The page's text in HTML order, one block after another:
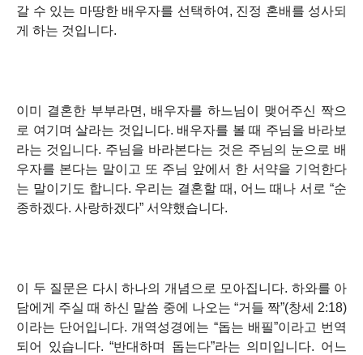
갈 수 있는 마땅한 배우자를 선택하여, 진정 혼배를 성사되
게 하는 것입니다.
이미 결혼한 부부라면, 배우자를 하느님이 맺어주신 짝으
로 여기며 살라는 것입니다. 배우자를 볼 때 주님을 바라보
라는 것입니다. 주님을 바라본다는 것은 주님의 눈으로 배
우자를 본다는 말이고 또 주님 앞에서 한 서약을 기억한다
는 말이기도 합니다. 우리는 결혼할 때, 어느 때나 서로 “순
종하겠다. 사랑하겠다” 서약했습니다.
이 두 질문은 다시 하나의 개념으로 모아집니다. 하와를 아
담에게 주실 때 하신 말씀 중에 나오는 “거들 짝”(창세 2:18)
이라는 단어입니다. 개역성경에는 “돕는 배필”이라고 번역
되어 있습니다. “반대하며 돕는다”라는 의미입니다. 어느